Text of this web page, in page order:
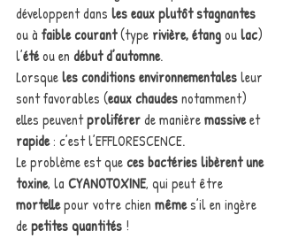
développent dans les eaux plutôt stagnantes
ou à faible courant (type rivière, étang ou lac)
l’été ou en début d’automne.
Lorsque les conditions environnementales leur
sont favorables (eaux chaudes notamment)
elles peuvent proliférer de manière massive et
rapide : c’est l’EFFLORESCENCE.
Le problème est que ces bactéries libèrent une
toxine, la CYANOTOXINE, qui peut être
mortelle pour votre chien même s’il en ingère
de petites quantités !